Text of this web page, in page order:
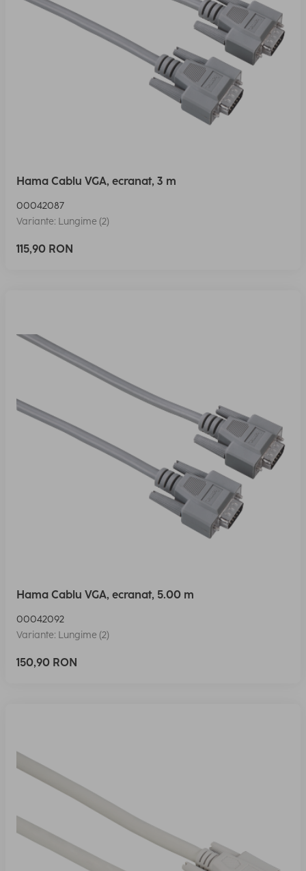
Hama Cablu VGA, ecranat, 3 m
00042087
Variante: Lungime (2)
115,90 RON
Hama Cablu VGA, ecranat, 5.00 m
00042092
Variante: Lungime (2)
150,90 RON